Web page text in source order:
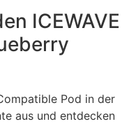
ICEWAVE
Pod in der
aus und entdecken